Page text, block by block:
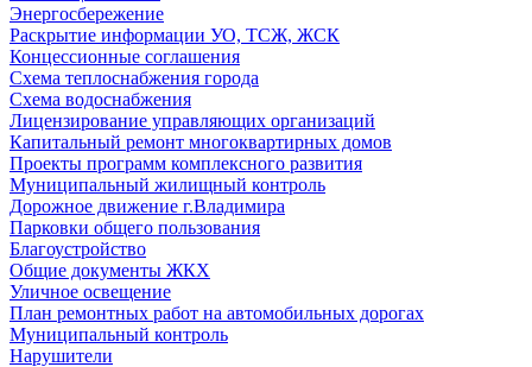
Энергосбережение
Раскрытие информации УО, ТСЖ, ЖСК
Концессионные соглашения
Схема теплоснабжения города
Схема водоснабжения
Лицензирование управляющих организаций
Капитальный ремонт многоквартирных домов
Проекты программ комплексного развития
Муниципальный жилищный контроль
Дорожное движение г.Владимира
Парковки общего пользования
Благоустройство
Общие документы ЖКХ
Уличное освещение
План ремонтных работ на автомобильных дорогах
Муниципальный контроль
Нарушители